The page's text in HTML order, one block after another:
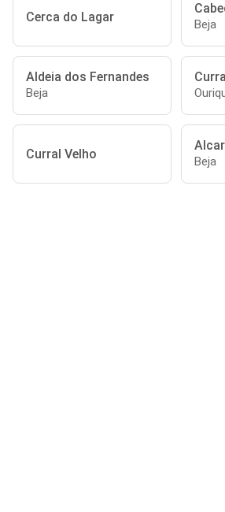
Cerca do Lagar Beja
Aldeia dos Fernandes
Beja
Curral Velho Beja